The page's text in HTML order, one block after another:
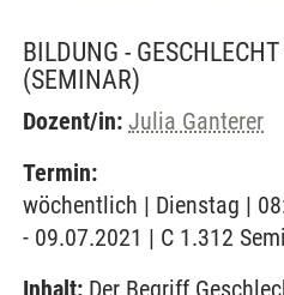
BILDUNG -
(SEMINAR)
Dozent/in: Julia Ganterer
Termin:
wöchentlich | Dienstag |
- 09.07.2021 | C 1.312
Inhalt: Der Begriff